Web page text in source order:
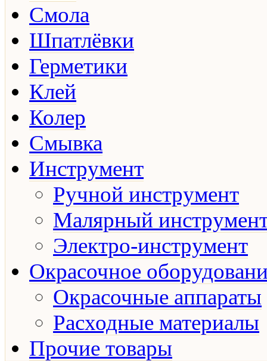
Смола
Шпатлёвки
Герметики
Клей
Колер
Смывка
Инструмент
Ручной инструмент
Малярный
Электро-инструмент
Окрасочное
Окрасочные аппараты
Расходные материалы
Прочие товары